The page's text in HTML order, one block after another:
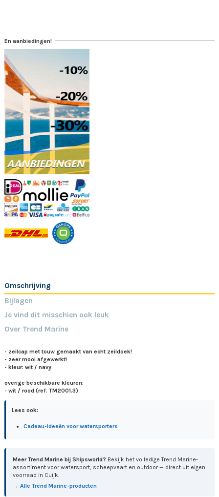
En aanbiedingen!
Omschrijving
Bijlagen
Je vind dit misschien ook leuk
Over Trend Marine
- zeilcap met touw gemaakt van echt zeildoek!
- zeer mooi afgewerkt!
- kleur: wit / navy
overige beschikbare kleuren:
- wit / rood (ref. TM2001.3)
Lees ook:
Cadeau-ideeën voor watersporters
Meer Trend Marine bij Shipsworld? Bekijk het volledige Trend Marine-
assortiment voor watersport, scheepvaart en outdoor — direct uit eigen
voorraad in Cuijk.
→ Alle Trend Marine-producten